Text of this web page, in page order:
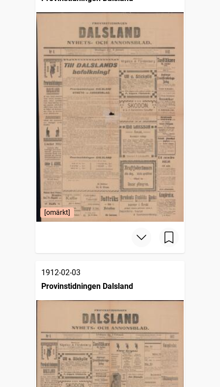
[omärkt]
1912-02-03
Provinstidningen Dalsland